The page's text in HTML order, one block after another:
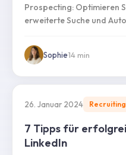
Prospecting: Optimieren
erweiterte Suche und
Sophie·14 min
26. Januar 2024 Recruiting
7 Tipps für
LinkedIn